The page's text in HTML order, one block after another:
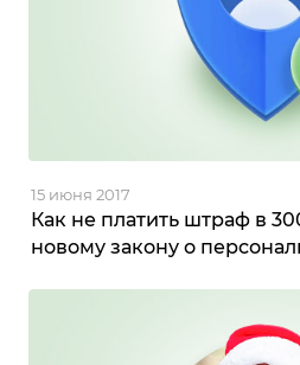
Как не платить штраф в
новому закону о
15 июня 2017